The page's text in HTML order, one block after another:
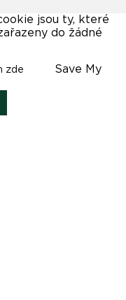
jsou ty, které
do žádné
zde Save My